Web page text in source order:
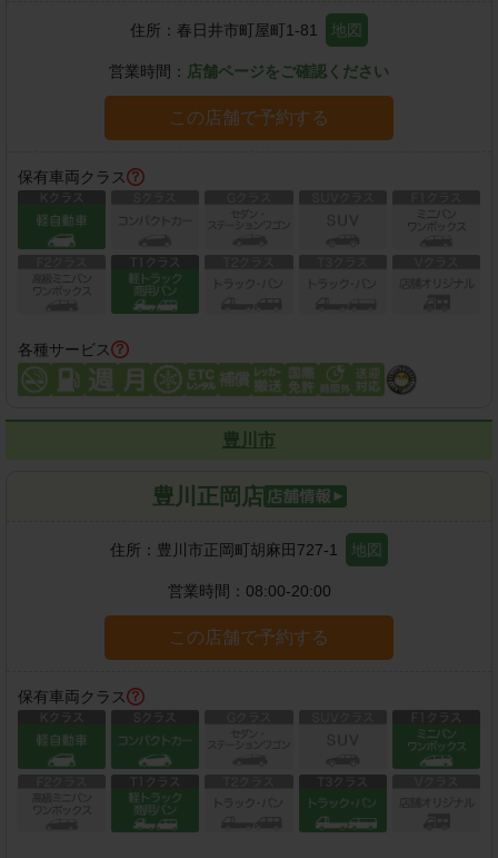
住所： 春日井市町屋町1-81 地図
営業時間： 店舗ページをご確認ください
この店舗で予約する
保有車両クラス
各種サービス
豊川市
豊川正岡店
住所： 豊川市正岡町胡麻田727-1 地図
営業時間： 08:00-20:00
この店舗で予約する
保有車両クラス